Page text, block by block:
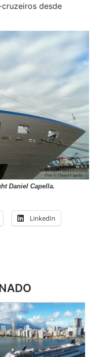
desde
Daniel Capella.
LinkedIn